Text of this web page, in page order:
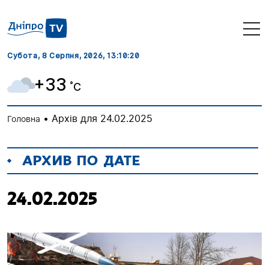
Субота, 8 Серпня, 2026, 13:10:21
+33 ˚C
Головна • Архів для 24.02.2025
АРХИВ ПО ДАТЕ
24.02.2025